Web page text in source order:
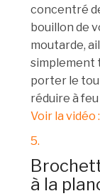
concentré
bouillon de
moutarde,
simplement
porter le
réduire à
Voir la vidéo
5.
à la